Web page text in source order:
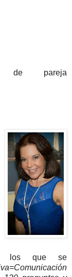
de pareja
los que se